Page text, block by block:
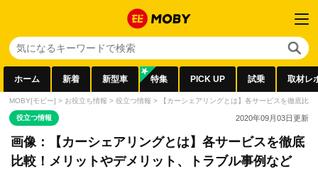
ホーム 新着 新型車 特集 PICK UP 試乗 取材レ
MOBY[モビー] > お役立ち情報 > 役立つ情報 > 【カーシェアリングとは】各サービスを徹底比
役立つ情報 2020年09月03日更新
画像：【カーシェアリングとは】各サービスを徹底
比較！メリットやデメリット、トラブル事例など